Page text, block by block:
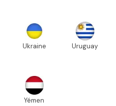
Ukraine Uruguay
Yémen